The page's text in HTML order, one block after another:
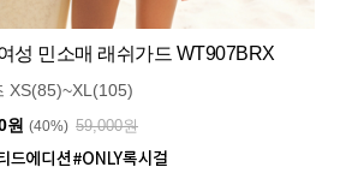
성 민소매 래쉬가드 WT907BRX
XS(85)~XL(105)
원 (40%) 59,000원